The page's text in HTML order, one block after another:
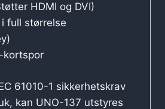
HDMI og DVI)
i full størrelse
kortspor
61010-1 sikkerhetskrav
kan UNO-137 utstyres